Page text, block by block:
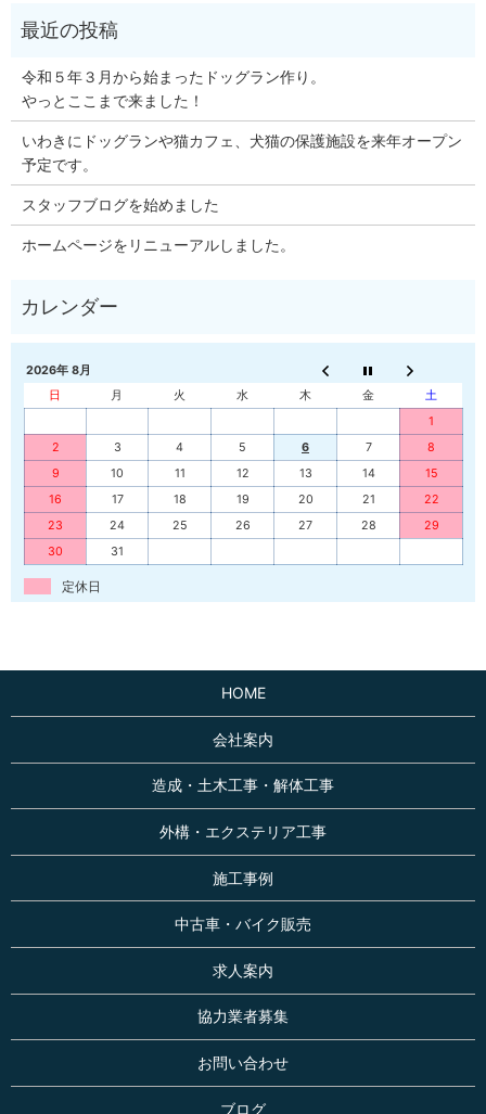
令和５年３月から始まったドッグラン作り。
やっとここまで来ました！
いわきにドッグランや猫カフェ、犬猫の保護施設を来年オープン
予定です。
スタッフブログを始めました
ホームページをリニューアルしました。
2026年 8月
日
月 火 水 木 金
土
1
2
3 4 5 6 7
8
9
10 11 12 13 14
15
16
17 18 19 20 21
22
23
24 25 26 27 28
29
30
31
定休日
HOME
会社案内
造成・土木工事・解体工事
外構・エクステリア工事
施工事例
中古車・バイク販売
求人案内
協力業者募集
お問い合わせ
ブログ